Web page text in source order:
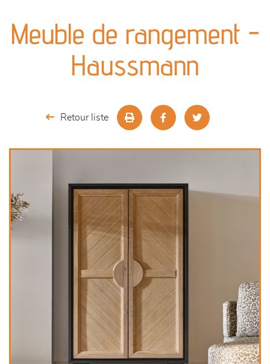
séjours
meubles de complément
décoration
Meuble de rangement -
Haussmann
Retour liste